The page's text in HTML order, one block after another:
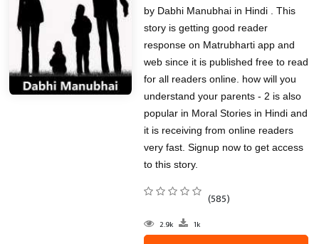
by Dabhi Manubhai in Hindi . This
story is getting good reader
response on Matrubharti app and
web since it is published free to read
for all readers online. how will you
understand your parents - 2 is also
popular in Moral Stories in Hindi and
it is receiving from online readers
very fast. Signup now to get access
to this story.
(585)
2.9k 1k